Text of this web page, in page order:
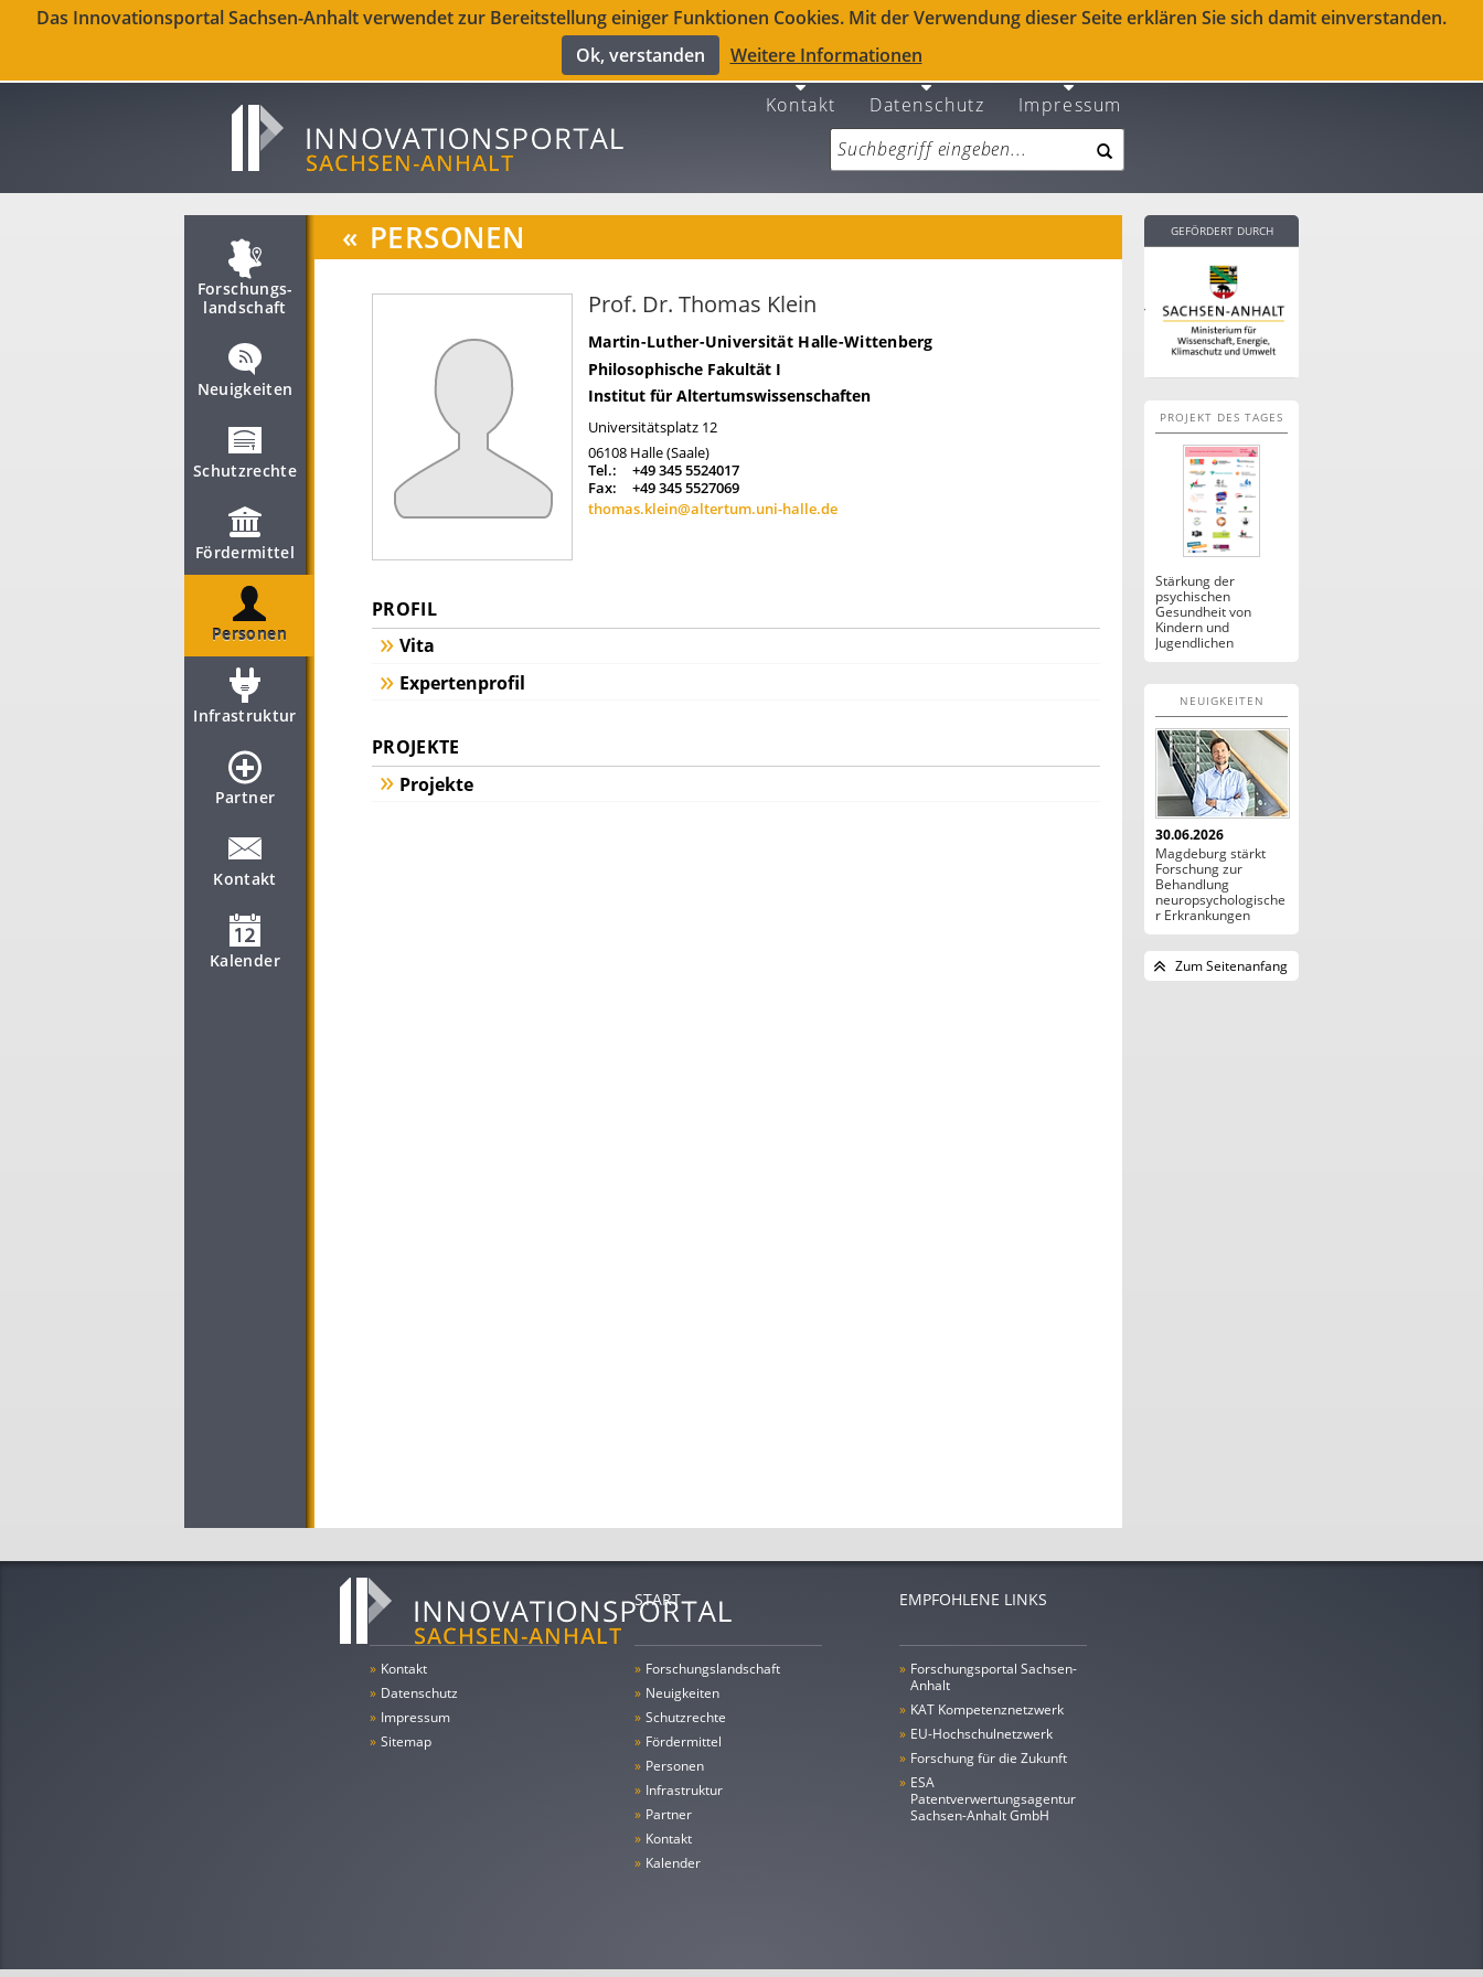
Das Innovationsportal Sachsen-Anhalt verwendet zur Bereitstellung einiger Funktionen Cookies. Mit der Verwendung dieser Seite erklären Sie sich damit einverstanden.
Ok, verstanden
Weitere Informationen
Kontakt Datenschutz Impressum
Forschungs­
landschaft
Neuigkeiten
Schutzrechte
Fördermittel
Personen
Infrastruktur
Partner
Kontakt
Kalender
« PERSONEN
Prof. Dr. Thomas Klein
Martin-Luther-Universität Halle-Wittenberg
Philosophische Fakultät I
Institut für Altertumswissenschaften
Universitätsplatz 12
06108 Halle (Saale)
Tel.:
+49 345 5524017
Fax:
+49 345 5527069
thomas.klein@altertum.uni-halle.de
PROFIL
Vita
Expertenprofil
PROJEKTE
Projekte
GEFÖRDERT DURCH
PROJEKT DES TAGES
Stärkung der
psychischen
Gesundheit von
Kindern und
Jugendlichen
NEUIGKEITEN
30.06.2026
Magdeburg stärkt
Forschung zur
Behandlung
neuropsychologische
r Erkrankungen
Zum Seitenanfang
» Kontakt
» Datenschutz
» Impressum
» Sitemap
START
» Forschungs­landschaft
» Neuigkeiten
» Schutzrechte
» Fördermittel
» Personen
» Infrastruktur
» Partner
» Kontakt
» Kalender
EMPFOHLENE LINKS
» Forschungsportal Sachsen-
Anhalt
» KAT Kompetenznetzwerk
» EU-Hochschulnetzwerk
» Forschung für die Zukunft
» ESA
Patentverwertungsagentur
Sachsen-Anhalt GmbH